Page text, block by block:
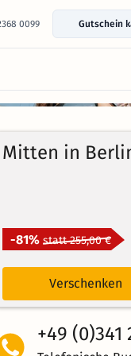
0099 Gutschein
Mitten in
-81% statt 255,00 €
Verschenken
+49 (0)341